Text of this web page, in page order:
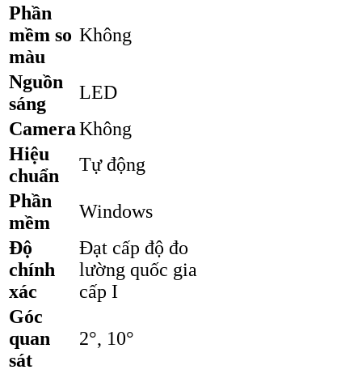
Phần
mềm so
màu
Không
Nguồn
sáng
LED
CameraKhông
Hiệu
chuẩn
Tự động
Phần
mềm
Windows
Độ
chính
xác
Đạt cấp độ đo
lường quốc gia
cấp I
Góc
quan
sát
2°, 10°